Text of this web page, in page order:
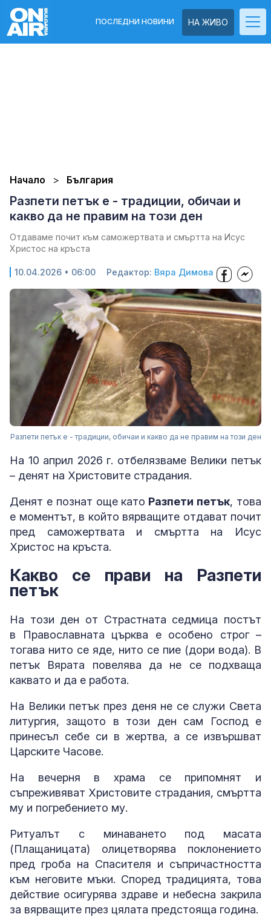
НА ЖИВО
ПОСЛЕДНИ НОВИНИ
Начало България
Разпети петък e - традиции, обичаи и
какво да не правим на този ден
Отдаваме почит към саможертвата и смъртта на Исус
Христос на кръста
10.04.2026 • 06:00 Редактор: Вяра Димова
Разпети петък e - традиции, обичаи и какво да не правим на този ден
На 10 април 2026 г. отбелязваме Велики петък
– денят на Христовите страдания.
Денят е познат още като Разпети петък, това
е моментът, в който вярващите отдават почит
пред саможертвата и смъртта на Исус
Христос на кръста.
Какво се прави на Разпети
петък
На този ден от Страстната седмица постът
в Православната църква е особено строг –
тогава нито се яде, нито се пие (дори вода). В
петък Вярата повелява да не се подхваща
каквато и да е работа.
На Велики петък през деня не се служи Света
литургия, защото в този ден сам Господ е
принесъл себе си в жертва, а се извършват
Царските Часове.
На вечерня в храма се припомнят и
съпреживяват Христовите страдания, смъртта
му и погребението му.
Ритуалът с минаването под масата
(Плащаницата) олицетворява поклонението
пред гроба на Спасителя и съпричастността
към неговите мъки. Според традицията, това
действие осигурява здраве и небесна закрила
за вярващите през цялата предстояща година.